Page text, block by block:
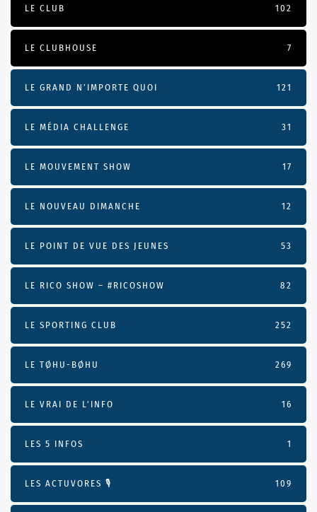
LE CLUB 102
LE CLUBHOUSE 7
LE GRAND N’IMPORTE QUOI 121
LE MÉDIA CHALLENGE 31
LE MOUVEMENT SHOW 17
LE NOUVEAU DIMANCHE 12
LE POINT DE VUE DES JEUNES 53
LE RICO SHOW – #RICOSHOW 82
LE SPORTING CLUB 252
LE TØHU-BØHU 269
LE VRAI DE L’INFO 16
LES 5 INFOS 1
LES ACTUVORES 🎙 109